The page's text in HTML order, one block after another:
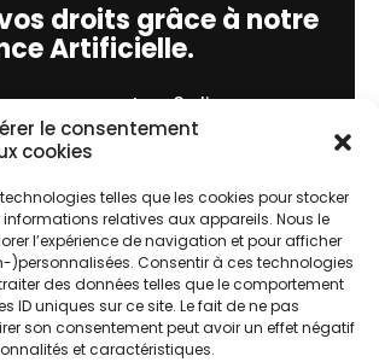
le consentement
cookies
telles que les cookies pour stocker
relatives aux appareils. Nous le
l’expérience de navigation et pour afficher
)personnalisées. Consentir à ces technologies
des données telles que le comportement
ID uniques sur ce site. Le fait de ne pas
son consentement peut avoir un effet négatif
et caractéristiques.
droits grâce à notre
Artificielle.
engagement, en 3 clics
!
ça marche ?